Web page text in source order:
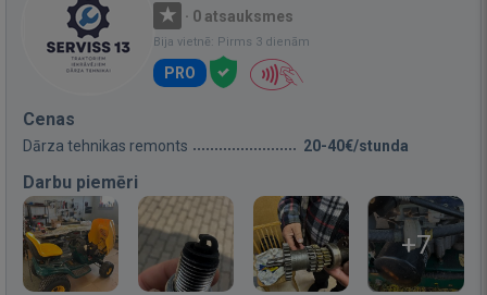
· 0 atsauksmes
Bija vietnē: Pirms 3 dienām
PRO
Cenas
Dārza tehnikas remonts 20-40€/stunda
Darbu piemēri
+7